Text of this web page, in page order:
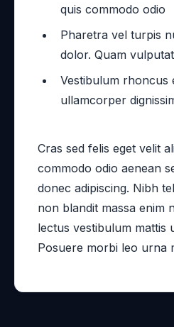
quis commodo odio
Pharetra vel turpis
dolor. Quam
Vestibulum rhoncus
ullamcorper
Cras sed felis eget velit
commodo odio aenean
donec adipiscing. Nibh
non blandit massa enim
lectus vestibulum mattis
Posuere morbi leo urna